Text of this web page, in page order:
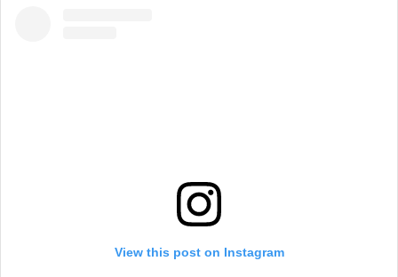
View this post on Instagram